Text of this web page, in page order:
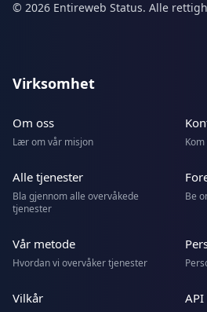
© 2026 Entireweb Status. Alle
Virksomhet
Om oss
Lær om vår misjon
Alle tjenester
Bla gjennom alle overvåkede
tjenester
Be
Vår metode
Hvordan vi overvåker tjenester
Vilkår